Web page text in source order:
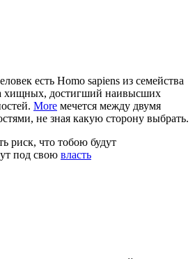
есть Homo sapiens из семейства
хищных, достигший наивысших
More мечется между двумя
не зная какую сторону выбрать.
риск, что тобою будут
под свою власть